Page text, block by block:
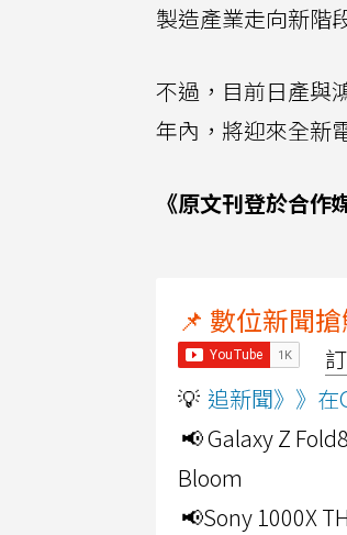
製造產業走向新階
不過，目前日產與
年內，將迎來全新
《原文刊登於合作
📌 數位新聞搶
💡 追新聞》》在
📢 Galaxy Z
Bloom
📢Sony 1000X